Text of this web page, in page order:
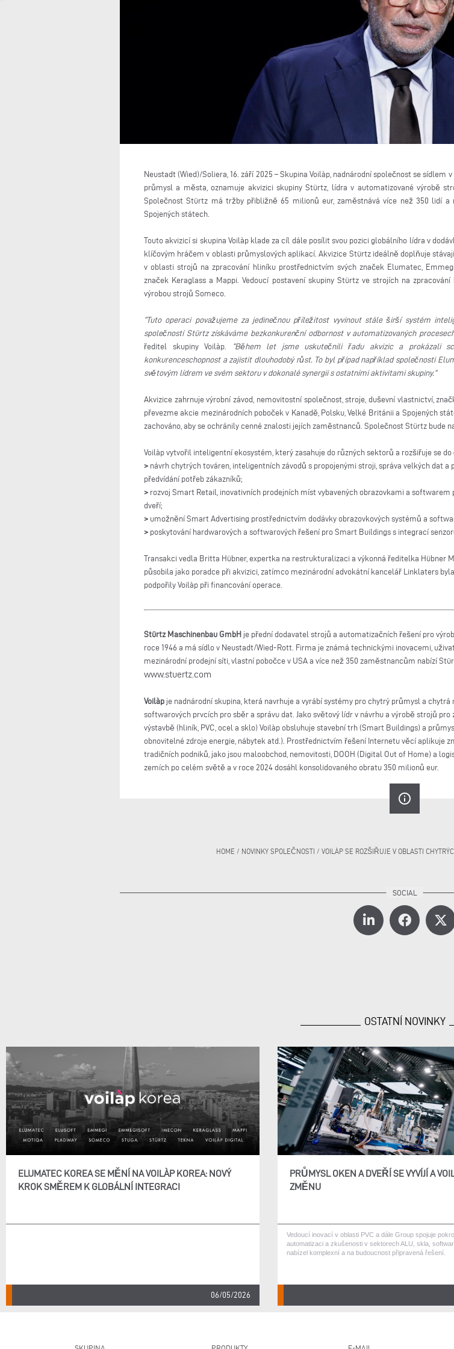
Neustadt (Wied)/Soliera, 16. září 2025 – Skupina Voilàp, nadnárodní společnost se
průmysl a města, oznamuje akvizici skupiny Stürtz, lídra v automatizované výrobě
Společnost Stürtz má tržby přibližně 65 milionů eur, zaměstnává více než 350 lidí a
Spojených státech.
Touto akvizicí si skupina Voilàp klade za cíl dále posílit svou pozici globálního lídra v
klíčovým hráčem v oblasti průmyslových aplikací. Akvizice Stürtz ideálně doplňuje
v oblasti strojů na zpracování hliníku prostřednictvím svých značek Elumatec,
značek Keraglass a Mappi. Vedoucí postavení skupiny Stürtz ve strojích na
výrobou strojů Someco.
“Tuto operaci považujeme za jedinečnou příležitost vyvinout stále širší systém
společností Stürtz získáváme bezkonkurenční odbornost v automatizovaných
ředitel skupiny Voilàp.
“Během let jsme uskutečnili řadu akvizic a prokázali
konkurenceschopnost a zajistit dlouhodobý růst. To byl případ například společnosti
světovým lídrem ve svém sektoru v dokonalé synergii s ostatními aktivitami skupiny.”
Akvizice zahrnuje výrobní závod, nemovitostní společnost, stroje, duševní vlastnictví,
převezme akcie mezinárodních poboček v Kanadě, Polsku, Velké Británii a Spojených
zachováno, aby se ochránily cenné znalosti jejích zaměstnanců. Společnost Stürtz bude
Voilàp vytvořil inteligentní ekosystém, který zasahuje do různých sektorů a rozšiřuje se
> návrh chytrých továren, inteligentních závodů s propojenými stroji, správa velkých dat
předvídání potřeb zákazníků;
> rozvoj Smart Retail, inovativních prodejních míst vybavených obrazovkami a
dveří;
> umožnění Smart Advertising prostřednictvím dodávky obrazovkových systémů a
> poskytování hardwarových a softwarových řešení pro Smart Buildings s integrací
Transakci vedla Britta Hübner, expertka na restrukturalizaci a výkonná ředitelka
působila jako poradce při akvizici, zatímco mezinárodní advokátní kancelář Linklaters
podpořily Voilàp při financování operace.
Stürtz Maschinenbau GmbH je přední dodavatel strojů a automatizačních řešení pro
roce 1946 a má sídlo v Neustadt/Wied-Rott. Firma je známá technickými inovacemi,
mezinárodní prodejní síti, vlastní pobočce v USA a více než 350 zaměstnancům nabízí
www.stuertz.com
Voilàp je nadnárodní skupina, která navrhuje a vyrábí systémy pro chytrý průmysl a
softwarových prvcích pro sběr a správu dat. Jako světový lídr v návrhu a výrobě strojů
výstavbě (hliník, PVC, ocel a sklo) Voilàp obsluhuje stavební trh (Smart Buildings) a
obnovitelné zdroje energie, nábytek atd.). Prostřednictvím řešení Internetu věcí aplikuje
tradičních podniků, jako jsou maloobchod, nemovitosti, DOOH (Digital Out of Home) a
zemích po celém světě a v roce 2024 dosáhl konsolidovaného obratu 350 milionů eur.
info_outline
HOME / NOVINKY SPOLEČNOSTI / VOILÀP SE ROZŠIŘUJE V OBLASTI
OSTATNÍ NOVINKY
ELUMATEC KOREA SE MĚNÍ NA VOILÀP KOREA: NOVÝ
KROK SMĚREM K GLOBÁLNÍ INTEGRACI
06/05/2026
PRŮMYSL OKEN A DVEŘÍ SE VYVÍJÍ A
ZMĚNU
Vedoucí inovací v oblasti PVC a dále Group spojuje
automatizaci a zkušenosti v sektorech ALU, skla,
nabízel komplexní a na budoucnost připravená řešení.